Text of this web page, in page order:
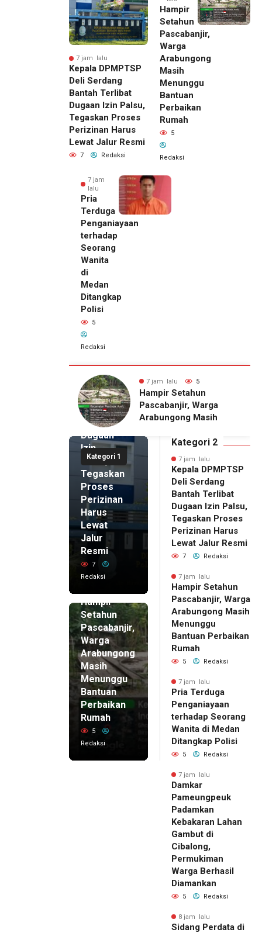
7 jam lalu
Kepala DPMPTSP
Deli Serdang
Bantah Terlibat
Dugaan Izin Palsu,
Tegaskan Proses
Perizinan Harus
Lewat Jalur Resmi
7 Redaksi
Hampir
Setahun
Pascabanjir,
Warga
Arabungong
Masih
Menunggu
Bantuan
Perbaikan
Rumah
5
Redaksi
7 jam
lalu
Pria
Terduga
Penganiayaan
terhadap
Seorang
Wanita
di
Medan
Ditangkap
Polisi
5
Redaksi
7 jam lalu 5
Pria Terduga
Penganiayaan terhadap
Seorang Wanita di
Kategori 1
7 jam lalu
Deli
Serdang
Bantah
Terlibat
Dugaan
Izin
Palsu,
Tegaskan
Proses
Perizinan
Harus
Lewat
Jalur
Resmi
7
Redaksi
Hampir
Setahun
Pascabanjir,
Warga
Arabungong
Masih
Menunggu
Bantuan
Perbaikan
Rumah
5
Redaksi
Kategori 2
7 jam lalu
Kepala DPMPTSP
Deli Serdang
Bantah Terlibat
Dugaan Izin Palsu,
Tegaskan Proses
Perizinan Harus
Lewat Jalur Resmi
7 Redaksi
7 jam lalu
Hampir Setahun
Pascabanjir, Warga
Arabungong Masih
Menunggu
Bantuan Perbaikan
Rumah
5 Redaksi
7 jam lalu
Pria Terduga
Penganiayaan
terhadap Seorang
Wanita di Medan
Ditangkap Polisi
5 Redaksi
7 jam lalu
Damkar
Pameungpeuk
Padamkan
Kebakaran Lahan
Gambut di
Cibalong,
Permukiman
Warga Berhasil
Diamankan
5 Redaksi
8 jam lalu
Sidang Perdata di